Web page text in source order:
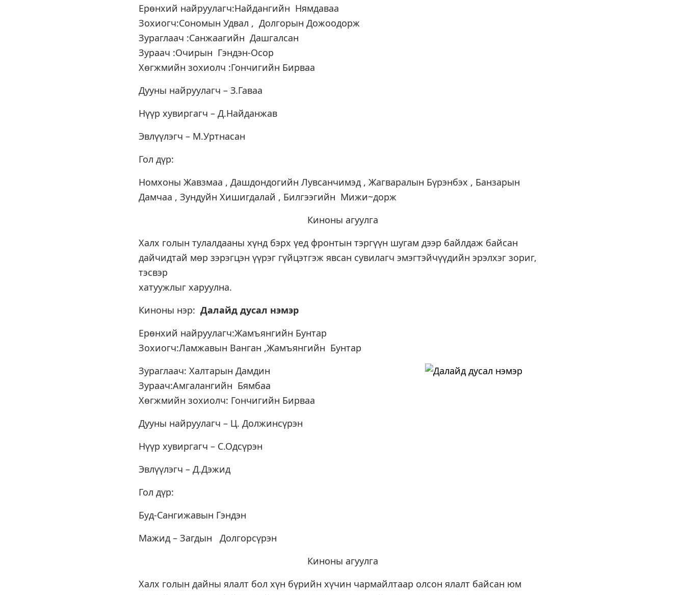
Ерөнхий найруулагч:Найдангийн Нямдаваа
Зохиогч:Сономын Удвал , Долгорын Дожоодорж
Зураглаач :Санжаагийн Дашгалсан
Зураач :Очирын Гэндэн-Осор
Хөгжмийн зохиолч :Гончигийн Бирваа
Дууны найруулагч – З.Гаваа
Нүүр хувиргагч – Д.Найданжав
Эвлүүлэгч – М.Уртнасан
Гол дүр:
Номхоны Жавзмаа , Дашдондогийн Лувсанчимэд , Жагваралын Бүрэнбэх , Банзарын
Дамчаа , Зундуйн Хишигдалай , Билгээгийн Мижи~дорж
Киноны агуулга
Халх голын тулалдааны хүнд бэрх үед фронтын тэргүүн шугам дээр байлдаж байсан
дайчидтай мөр зэрэгцэн үүрэг гүйцэтгэж явсан сувилагч эмэгтэйчүүдийн эрэлхэг зориг,
тэсвэр
хатуужлыг харуулна.
Киноны нэр: Далайд дусал нэмэр
Ерөнхий найруулагч:Жамъянгийн Бунтар
Зохиогч:Ламжавын Ванган ,Жамъянгийн Бунтар
Зураглаач: Халтарын Дамдин
Зураач:Амгалангийн Бямбаа
Хөгжмийн зохиолч: Гончигийн Бирваа
Дууны найруулагч – Ц. Должинсүрэн
Нүүр хувиргагч – С.Одсүрэн
Эвлүүлэгч – Д.Дэжид
Гол дүр:
Буд-Сангижавын Гэндэн
Мажид – Загдын Долгорсүрэн
Киноны агуулга
Халх голын дайны ялалт бол хүн бүрийн хүчин чармайлтаар олсон ялалт байсан юм